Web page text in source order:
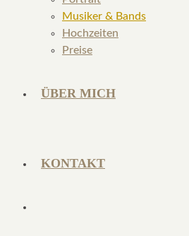
Musiker & Bands
Hochzeiten
Preise
ÜBER MICH
KONTAKT